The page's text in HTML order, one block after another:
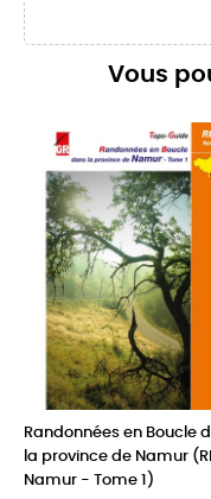
Vous
Randonnées en Boucle
la province de Namur
Namur - Tome 1)